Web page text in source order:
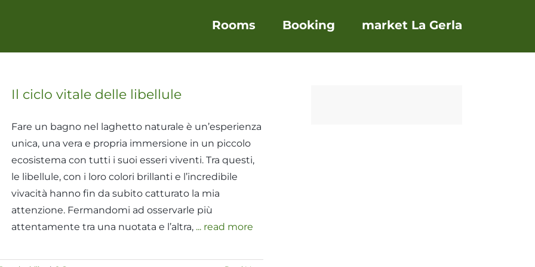
Rooms Booking market La Gerla
Il ciclo vitale delle libellule
Fare un bagno nel laghetto naturale è un’esperienza
unica, una vera e propria immersione in un piccolo
ecosistema con tutti i suoi esseri viventi. Tra questi,
le libellule, con i loro colori brillanti e l’incredibile
vivacità hanno fin da subito catturato la mia
attenzione. Fermandomi ad osservarle più
attentamente tra una nuotata e l’altra, ... read more